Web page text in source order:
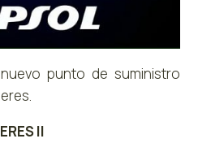
punto de suministro
II